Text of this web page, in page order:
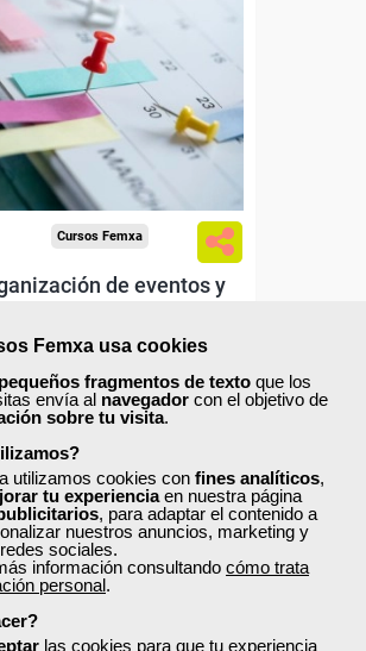
Femxa usa cookies
pequeños fragmentos de texto que los
envía al navegador con el objetivo de
sobre tu visita.
utilizamos cookies con fines analíticos,
tu experienciaen nuestra página
, para adaptar el contenido a
nuestros anuncios, marketing y
sociales.
información consultando cómo trata
personal.
las cookies para que tu experiencia
subvencionada.
Para desempleados,
y autónomos.
Sector
-Hosteleria y Turismo.
Cursos Femxa
de eventos y
Curso Gratuito
65 horas
Ver curso
20 306